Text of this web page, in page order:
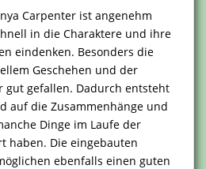
Carpenter ist angenehm
in die Charaktere und ihre
eindenken. Besonders die
Geschehen und der
gut gefallen. Dadurch entsteht
auf die Zusammenhänge und
Dinge im Laufe der
haben. Die eingebauten
ebenfalls einen guten